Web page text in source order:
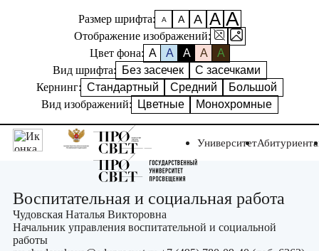
Размер шрифта: А А А А А
Отображение изображений:
Цвет фона: A A A A
A
Вид шрифта:
Без засечек
С засечками
Кернинг: Стандартный Средний
Большой
Вид изображений:
Цветные Монохромные
Университет
Воспитательная и социальная работа
Чудовская Наталья Викторовна
Начальник управления воспитательной и социальной
работы